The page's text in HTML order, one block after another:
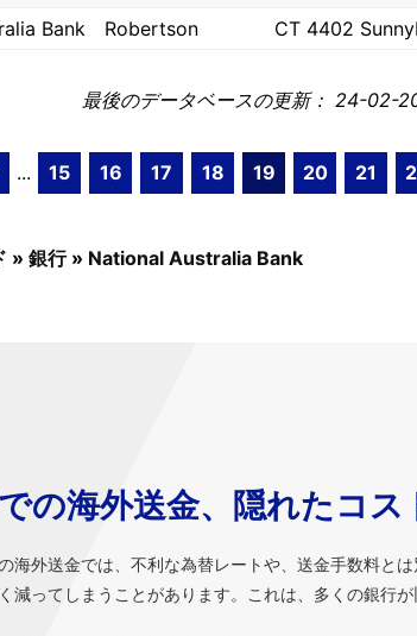
Bank Robertson CT 4402
最後のデータベースの更新： 24-02-
... 15 16 17 18 19 20 21
» 銀行» National Australia Bank
の海外送金、隠れたコ
海外送金では、不利な為替レートや、送金手数料と
減ってしまうことがあります。これは、多くの銀行